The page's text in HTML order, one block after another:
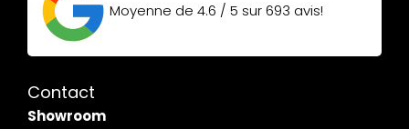
Moyenne de 4.6 / 5 sur693 avis!
Contact
Showroom